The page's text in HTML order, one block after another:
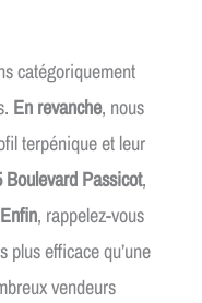
catégoriquement
En revanche, nous
terpénique et leur
Boulevard Passicot,
Enfin, rappelez-vous
plus efficace qu’une
vendeurs